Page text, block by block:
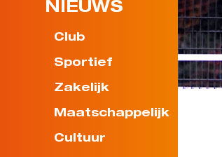
NIEUWS
Club
Sportief
Zakelijk
Maatschappelijk
Cultuur